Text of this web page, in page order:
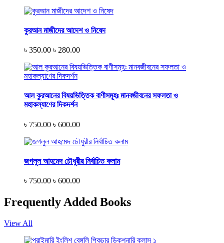
কুরআন মাজীদের আদেশ ও নিষেদ
৳ 350.00 ৳ 280.00
আল কুরআনের বিষয়ভিত্তিক বাণীসমূহঃ মানবজীবনের সফলতা ও
মহাকল্যাণের দিকদর্শন
৳ 750.00 ৳ 600.00
জগলুল আহমেদ চৌধুরীর নির্বাচিত কলাম
৳ 750.00 ৳ 600.00
Frequently Added Books
View All